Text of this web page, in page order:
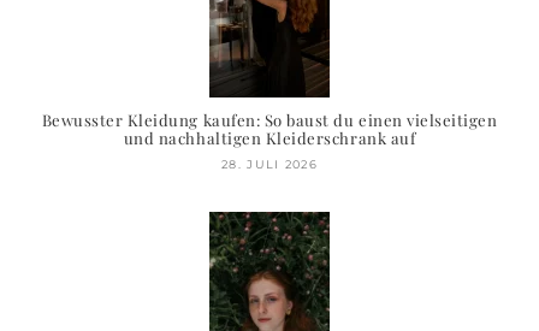
Bewusster Kleidung kaufen: So baust du einen vielseitigen
und nachhaltigen Kleiderschrank auf
28. JULI 2026